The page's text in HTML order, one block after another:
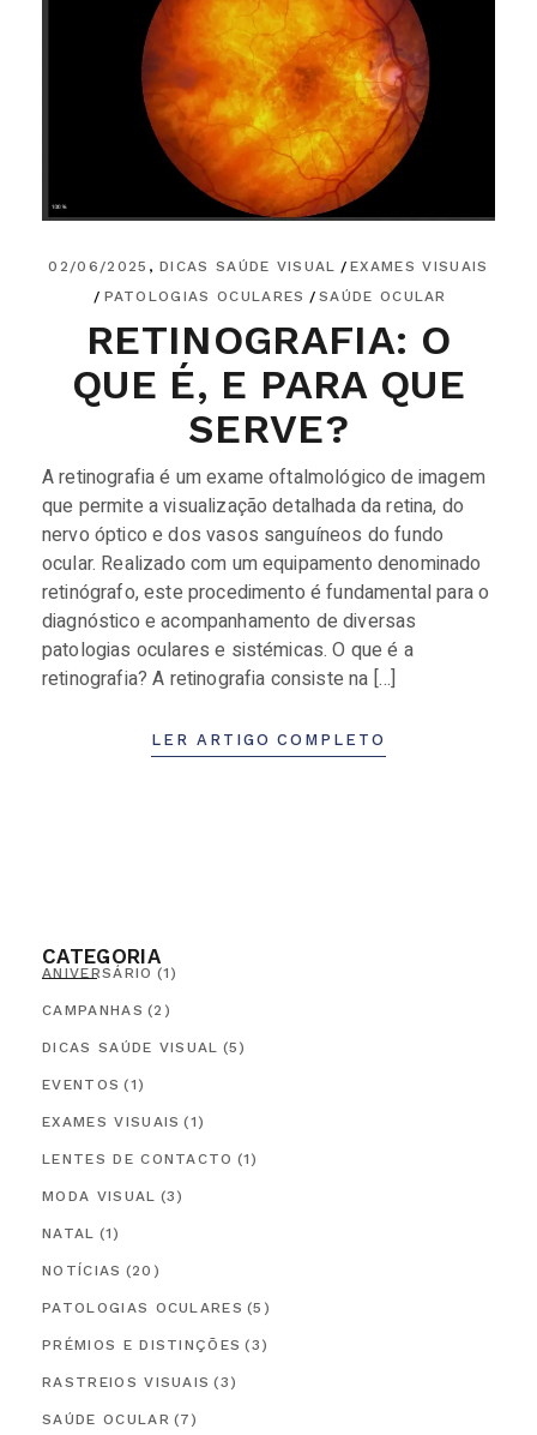
02/06/2025 DICAS SAÚDE VISUAL
EXAMES VISUAIS
PATOLOGIAS OCULARES
SAÚDE OCULAR
RETINOGRAFIA: O
QUE É, E PARA QUE
SERVE?
A retinografia é um exame oftalmológico de imagem
que permite a visualização detalhada da retina, do
nervo óptico e dos vasos sanguíneos do fundo
ocular. Realizado com um equipamento denominado
retinógrafo, este procedimento é fundamental para o
diagnóstico e acompanhamento de diversas
patologias oculares e sistémicas. O que é a
retinografia? A retinografia consiste na […]
LER ARTIGO COMPLETO
CATEGORIA
ANIVERSÁRIO (1)
CAMPANHAS (2)
DICAS SAÚDE VISUAL (5)
EVENTOS (1)
EXAMES VISUAIS (1)
LENTES DE CONTACTO (1)
MODA VISUAL (3)
NATAL (1)
NOTÍCIAS (20)
PATOLOGIAS OCULARES (5)
PRÉMIOS E DISTINÇÕES (3)
RASTREIOS VISUAIS (3)
SAÚDE OCULAR (7)